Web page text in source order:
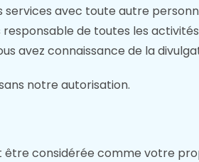
avec toute autre
de toutes les
avez connaissance de la
notre autorisation.
être considérée comme votre